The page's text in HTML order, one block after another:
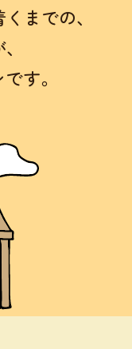
までの、
す。